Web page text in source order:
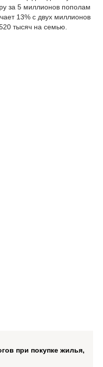
за 5 миллионов пополам
13% с двух миллионов
тысяч на семью.
при покупке жилья,